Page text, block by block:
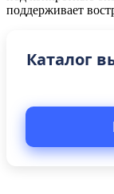
поддерживает
Каталог